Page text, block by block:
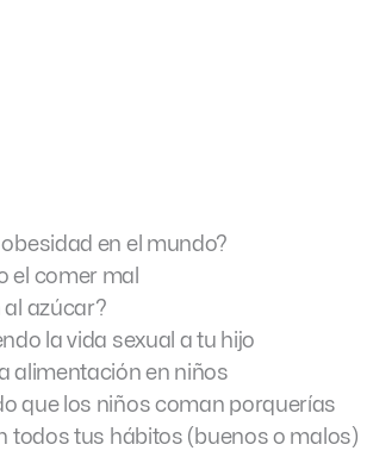
en el mundo?
el comer mal
al azúcar?
la vida sexual a tu hijo
alimentación en niños
que los niños coman porquerías
todos tus hábitos (buenos o malos)